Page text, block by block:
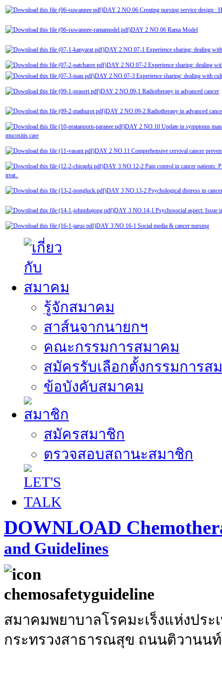
DAY 2 NO.06 Creating nursing service design :
DAY 2 NO.06 Rama Model
DAY 2 NO.07-1 Experience sharing: dealing
DAY 2 NO.07-2 Experience sharing: dealing
DAY 2 NO.07-3 Experience sharing: dealing with
DAY 2 NO.09-1 Radiotherapy in advanced cancer
DAY 2 NO.09-2 Radiotherapy in advanced
DAY 2 NO.10 Update in symptoms
mucositis care
DAY 2 NO.11 Comprehensive cervival cancer
DAY 3 NO.12-2 Pain control in cancer patients:
treat..
DAY 3 NO.13-2 Psychological distress in
DAY 3 NO.14-1 Psychosocial aspect: Issue
DAY 3 NO.16-1 Social media & cancer nursing
รู้จักสมาคม
สาส์นจากนายกฯ
คณะกรรมการสมาคม
สมัครรับเลือกตั้งกรรมการส
ข้อบังคับสมาคม
สมัครสมาชิก
ตรวจสอบสถานะสมาชิก
DOWNLOAD
and Guidelines
สมาคมพยาบาลโรคมะเร็งแห่งปร
กระทรวงสาธารณสุข ถนนติวานน